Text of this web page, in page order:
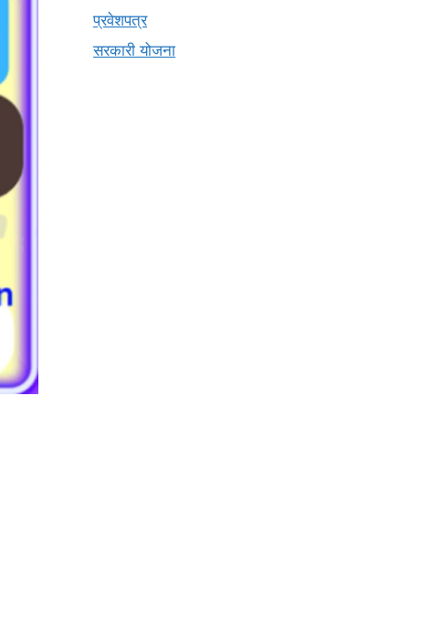
प्रवेशपत्र
सरकारी योजना